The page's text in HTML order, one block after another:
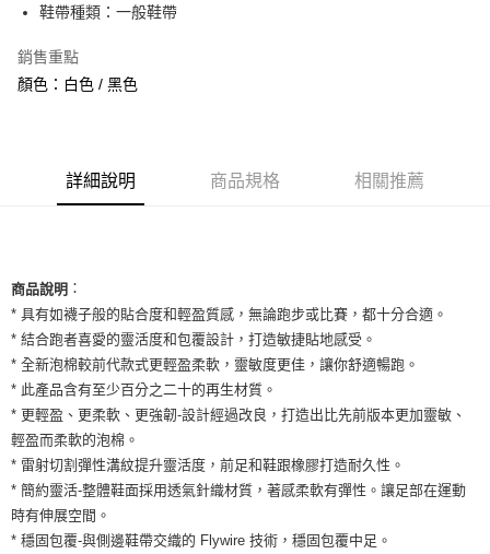
上海商業儲蓄銀行
臺灣中小企業銀行
匯豐（台灣）商業銀行
台新國際商業銀行
中國信託商業銀行
LINE Pay
Apple Pay
街口支付
全盈+PAY
AFTEE先享後付是「在收到商品之後才付款」的支付方式。 讓您購物簡單
便利好安心！
２．便利：只要手機號碼，簡訊認證，即可結帳。
３．安心：先確認商品／服務後，再付款。
【「AFTEE先享後付」結帳流程】
１．於結帳方式選擇「AFTEE先享後付」後，將跳轉至「AFTEE先享後付」
結帳頁面，進行簡訊認證並確認金額後，即可完成結帳。
２．訂單成立數日內，您將收到繳費通知簡訊。
３．收到繳費通知簡訊後14天內，點擊此簡訊中的連結，可透過四大超商／
ATM／網路銀行／等多元方式進行付款，方視為交易完成。
※ 請注意：結帳手續完成當下不需立刻繳費，但若您需要取消訂單，請聯絡
購買商品的店家。未經商家同意取消之訂單仍視為有效，需透過AFTEE先享
ATM付款
運送方式
全家取貨付款
每筆NT$60，滿NT$1,500(含以上)免運費
付款後全家取貨
每筆NT$60，滿NT$1,500(含以上)免運費
7-11取貨付款
每筆NT$60，滿NT$1,500(含以上)免運費
鞋帶種類：一般鞋帶
銷售重點
顏色：白色 / 黑色
詳細說明 商品規格 相關推薦
商品說明 ：
* 具有如襪子般的貼合度和輕盈質感，無論跑步或比賽，都十分合適。
* 結合跑者喜愛的靈活度和包覆設計，打造敏捷貼地感受。
* 全新泡棉較前代款式更輕盈柔軟，靈敏度更佳，讓你舒適暢跑。
* 此產品含有至少百分之二十的再生材質。
* 更輕盈、更柔軟、更強韌-設計經過改良，打造出比先前版本更加靈敏、
輕盈而柔軟的泡棉。
* 雷射切割彈性溝紋提升靈活度，前足和鞋跟橡膠打造耐久性。
* 簡約靈活-整體鞋面採用透氣針織材質，著感柔軟有彈性。讓足部在運動
時有伸展空間。
* 穩固包覆-與側邊鞋帶交織的 Flywire 技術，穩固包覆中足。